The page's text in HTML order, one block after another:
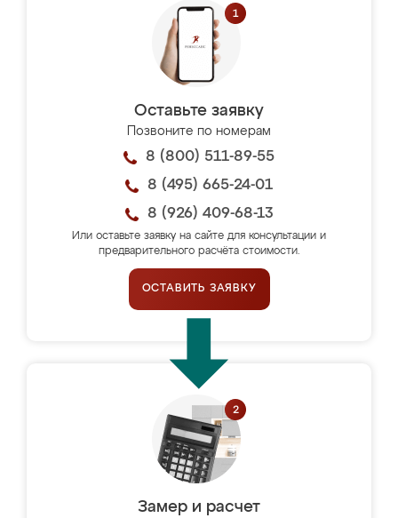
Оставьте заявку
Позвоните по номерам
8 (800) 511-89-55
8 (495) 665-24-01
8 (926) 409-68-13
Или оставьте заявку на сайте для консультации и
предварительного расчёта стоимости.
ОСТАВИТЬ ЗАЯВКУ
Замер и расчет